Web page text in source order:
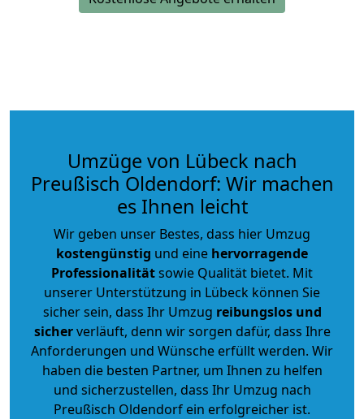
Umzüge von Lübeck nach
Preußisch Oldendorf: Wir machen
es Ihnen leicht
Wir geben unser Bestes, dass hier Umzug
kostengünstig und eine hervorragende
Professionalitätsowie Qualität bietet. Mit
unserer Unterstützung in Lübeck können Sie
sicher sein, dass Ihr Umzug reibungslos und
sicherverläuft, denn wir sorgen dafür, dass Ihre
Anforderungen und Wünsche erfüllt werden. Wir
haben die besten Partner, um Ihnen zu helfen
und sicherzustellen, dass Ihr Umzug nach
Preußisch Oldendorf ein erfolgreicher ist.